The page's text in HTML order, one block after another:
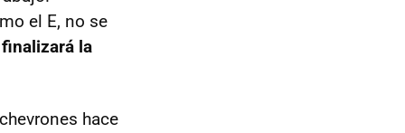
el E, no se
finalizará la
hace